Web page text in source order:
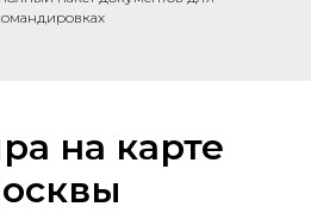
на карте